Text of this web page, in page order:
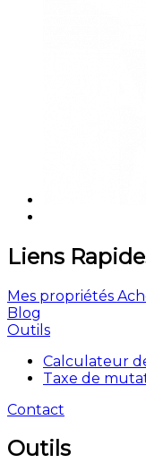
Liens
Mes propriétés
Blog
Outils
Calculateur
Taxe de
Contact
Outils